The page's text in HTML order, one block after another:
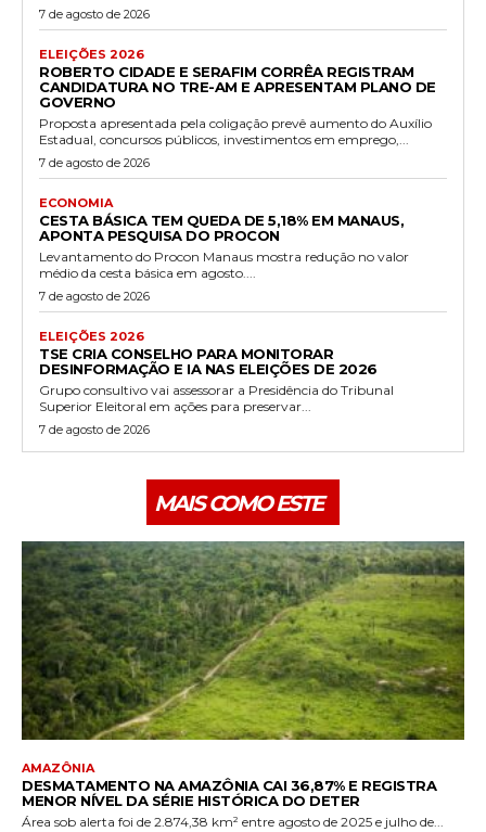
7 de agosto de 2026
ELEIÇÕES 2026
ROBERTO CIDADE E SERAFIM CORRÊA REGISTRAM
CANDIDATURA NO TRE-AM E APRESENTAM PLANO DE
GOVERNO
Proposta apresentada pela coligação prevê aumento do Auxílio
Estadual, concursos públicos, investimentos em emprego,...
7 de agosto de 2026
ECONOMIA
CESTA BÁSICA TEM QUEDA DE 5,18% EM MANAUS,
APONTA PESQUISA DO PROCON
Levantamento do Procon Manaus mostra redução no valor
médio da cesta básica em agosto....
7 de agosto de 2026
ELEIÇÕES 2026
TSE CRIA CONSELHO PARA MONITORAR
DESINFORMAÇÃO E IA NAS ELEIÇÕES DE 2026
Grupo consultivo vai assessorar a Presidência do Tribunal
Superior Eleitoral em ações para preservar...
7 de agosto de 2026
MAIS COMO ESTE
AMAZÔNIA
DESMATAMENTO NA AMAZÔNIA CAI 36,87% E REGISTRA
MENOR NÍVEL DA SÉRIE HISTÓRICA DO DETER
Área sob alerta foi de 2.874,38 km² entre agosto de 2025 e julho de...